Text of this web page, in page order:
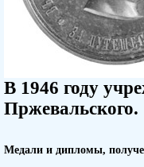
В 1946 году
Пржевальского.
Медали и дипломы,